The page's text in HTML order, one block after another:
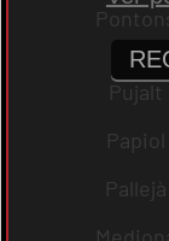
Pujalt
Papiol
Pallejà